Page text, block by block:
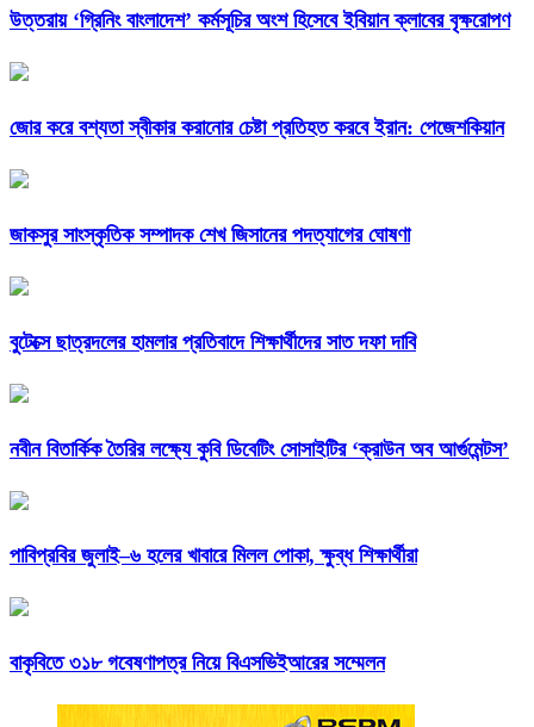
উত্তরায় ‘গ্রিনিং বাংলাদেশ’ কর্মসূচির অংশ হিসেবে ইবিয়ান ক্লাবের বৃক্ষরোপণ
জোর করে বশ্যতা স্বীকার করানোর চেষ্টা প্রতিহত করবে ইরান: পেজেশকিয়ান
জাকসুর সাংস্কৃতিক সম্পাদক শেখ জিসানের পদত্যাগের ঘোষণা
বুটেক্সে ছাত্রদলের হামলার প্রতিবাদে শিক্ষার্থীদের সাত দফা দাবি
নবীন বিতার্কিক তৈরির লক্ষ্যে কুবি ডিবেটিং সোসাইটির ‘ক্রাউন অব আর্গুমেন্টস’
পাবিপ্রবির জুলাই–৬ হলের খাবারে মিলল পোকা, ক্ষুব্ধ শিক্ষার্থীরা
বাকৃবিতে ৩১৮ গবেষণাপত্র নিয়ে বিএসভিইআরের সম্মেলন